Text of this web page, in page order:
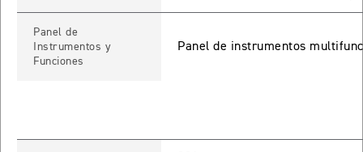
Panel de
Instrumentos y
Funciones
Panel de instrumentos